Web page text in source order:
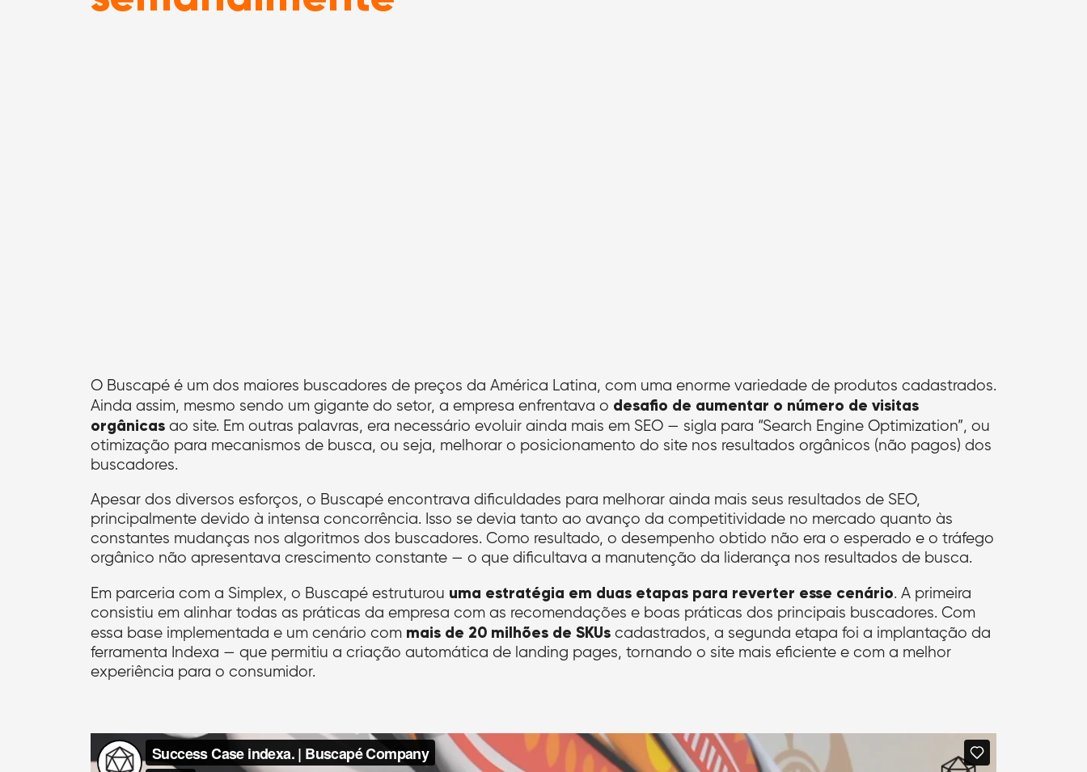
O Buscapé é um dos maiores buscadores de preços da América Latina, com uma enorme variedade de produtos cadastrados.
Ainda assim, mesmo sendo um gigante do setor, a empresa enfrentava o desafio de aumentar o número de visitas
orgânicas ao site. Em outras palavras, era necessário evoluir ainda mais em SEO — sigla para “Search Engine Optimization”, ou
otimização para mecanismos de busca, ou seja, melhorar o posicionamento do site nos resultados orgânicos (não pagos) dos
buscadores.
Apesar dos diversos esforços, o Buscapé encontrava dificuldades para melhorar ainda mais seus resultados de SEO,
principalmente devido à intensa concorrência. Isso se devia tanto ao avanço da competitividade no mercado quanto às
constantes mudanças nos algoritmos dos buscadores. Como resultado, o desempenho obtido não era o esperado e o tráfego
orgânico não apresentava crescimento constante — o que dificultava a manutenção da liderança nos resultados de busca.
Em parceria com a Simplex, o Buscapé estruturou uma estratégia em duas etapas para reverter esse cenário. A primeira
consistiu em alinhar todas as práticas da empresa com as recomendações e boas práticas dos principais buscadores. Com
essa base implementada e um cenário com mais de 20 milhões de SKUs cadastrados, a segunda etapa foi a implantação da
ferramenta Indexa — que permitiu a criação automática de landing pages, tornando o site mais eficiente e com a melhor
experiência para o consumidor.